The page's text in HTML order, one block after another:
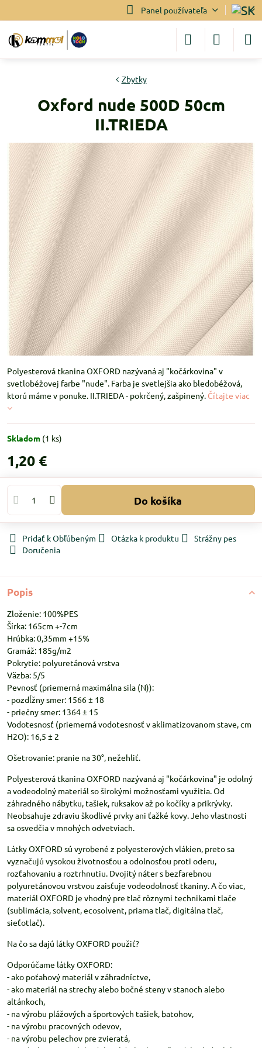
Panel používateľa
Zbytky
Oxford nude 500D 50cm
II.TRIEDA
Polyesterová tkanina OXFORD nazývaná aj "kočárkovina" v
svetlobéžovej farbe "nude". Farba je svetlejšia ako bledobéžová,
ktorú máme v ponuke. II.TRIEDA - pokrčený, zašpinený. Čítajte viac
Skladom (1 ks)
1,20 €
Do košíka
Pridať k Obľúbeným Otázka k produktu
Strážny pes
Doručenia
Popis
Zloženie: 100%PES
Šírka: 165cm +-7cm
Hrúbka: 0,35mm +15%
Gramáž: 185g/m2
Pokrytie: polyuretánová vrstva
Väzba: 5/5
Pevnosť (priemerná maximálna sila (N)):
- pozdĺžny smer: 1566 ± 18
- priečny smer: 1364 ± 15
Vodotesnosť (priemerná vodotesnosť v aklimatizovanom stave, cm
H2O): 16,5 ± 2
Ošetrovanie: pranie na 30°, nežehliť.
Polyesterová tkanina OXFORD nazývaná aj "kočárkovina" je odolný
a vodeodolný materiál so širokými možnosťami využitia. Od
záhradného nábytku, tašiek, ruksakov až po kočíky a prikrývky.
Neobsahuje zdraviu škodlivé prvky ani ťažké kovy. Jeho vlastnosti
sa osvedčia v mnohých odvetviach.
Látky OXFORD sú vyrobené z polyesterových vlákien, preto sa
vyznačujú vysokou životnosťou a odolnosťou proti oderu,
rozťahovaniu a roztrhnutiu. Dvojitý náter s bezfarebnou
polyuretánovou vrstvou zaisťuje vodeodolnosť tkaniny. A čo viac,
materiál OXFORD je vhodný pre tlač rôznymi technikami tlače
(sublimácia, solvent, ecosolvent, priama tlač, digitálna tlač,
sieťotlač).
Na čo sa dajú látky OXFORD použiť?
Odporúčame látky OXFORD:
- ako poťahový materiál v záhradníctve,
- ako materiál na strechy alebo bočné steny v stanoch alebo
altánkoch,
- na výrobu plážových a športových tašiek, batohov,
- na výrobu pracovných odevov,
- na výrobu pelechov pre zvieratá,